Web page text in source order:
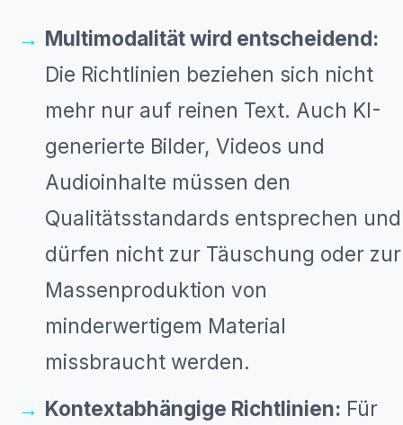
Multimodalität wird entscheidend:
Die Richtlinien beziehen sich nicht
mehr nur auf reinen Text. Auch KI-
generierte Bilder, Videos und
Audioinhalte müssen den
Qualitätsstandards entsprechen und
dürfen nicht zur Täuschung oder zur
Massenproduktion von
minderwertigem Material
missbraucht werden.
Kontextabhängige Richtlinien: Für